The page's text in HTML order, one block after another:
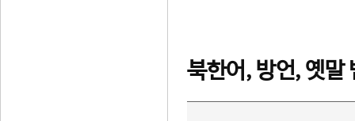
북한어, 방언, 옛말